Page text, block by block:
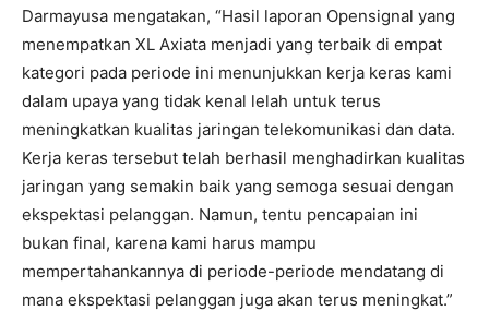
Darmayusa mengatakan, “Hasil laporan Opensignal yang
menempatkan XL Axiata menjadi yang terbaik di empat
kategori pada periode ini menunjukkan kerja keras kami
dalam upaya yang tidak kenal lelah untuk terus
meningkatkan kualitas jaringan telekomunikasi dan data.
Kerja keras tersebut telah berhasil menghadirkan kualitas
jaringan yang semakin baik yang semoga sesuai dengan
ekspektasi pelanggan. Namun, tentu pencapaian ini
bukan final, karena kami harus mampu
mempertahankannya di periode-periode mendatang di
mana ekspektasi pelanggan juga akan terus meningkat.”